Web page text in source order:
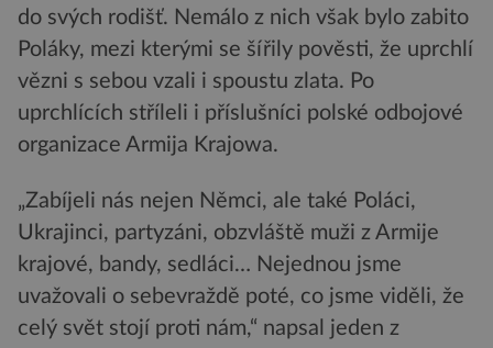
do svých rodišť. Nemálo z nich však bylo zabito
Poláky, mezi kterými se šířily pověsti, že uprchlí
vězni s sebou vzali i spoustu zlata. Po
uprchlících stříleli i příslušníci polské odbojové
organizace Armija Krajowa.
„Zabíjeli nás nejen Němci, ale také Poláci,
Ukrajinci, partyzáni, obzvláště muži z Armije
krajové, bandy, sedláci… Nejednou jsme
uvažovali o sebevraždě poté, co jsme viděli, že
celý svět stojí proti nám,“ napsal jeden z